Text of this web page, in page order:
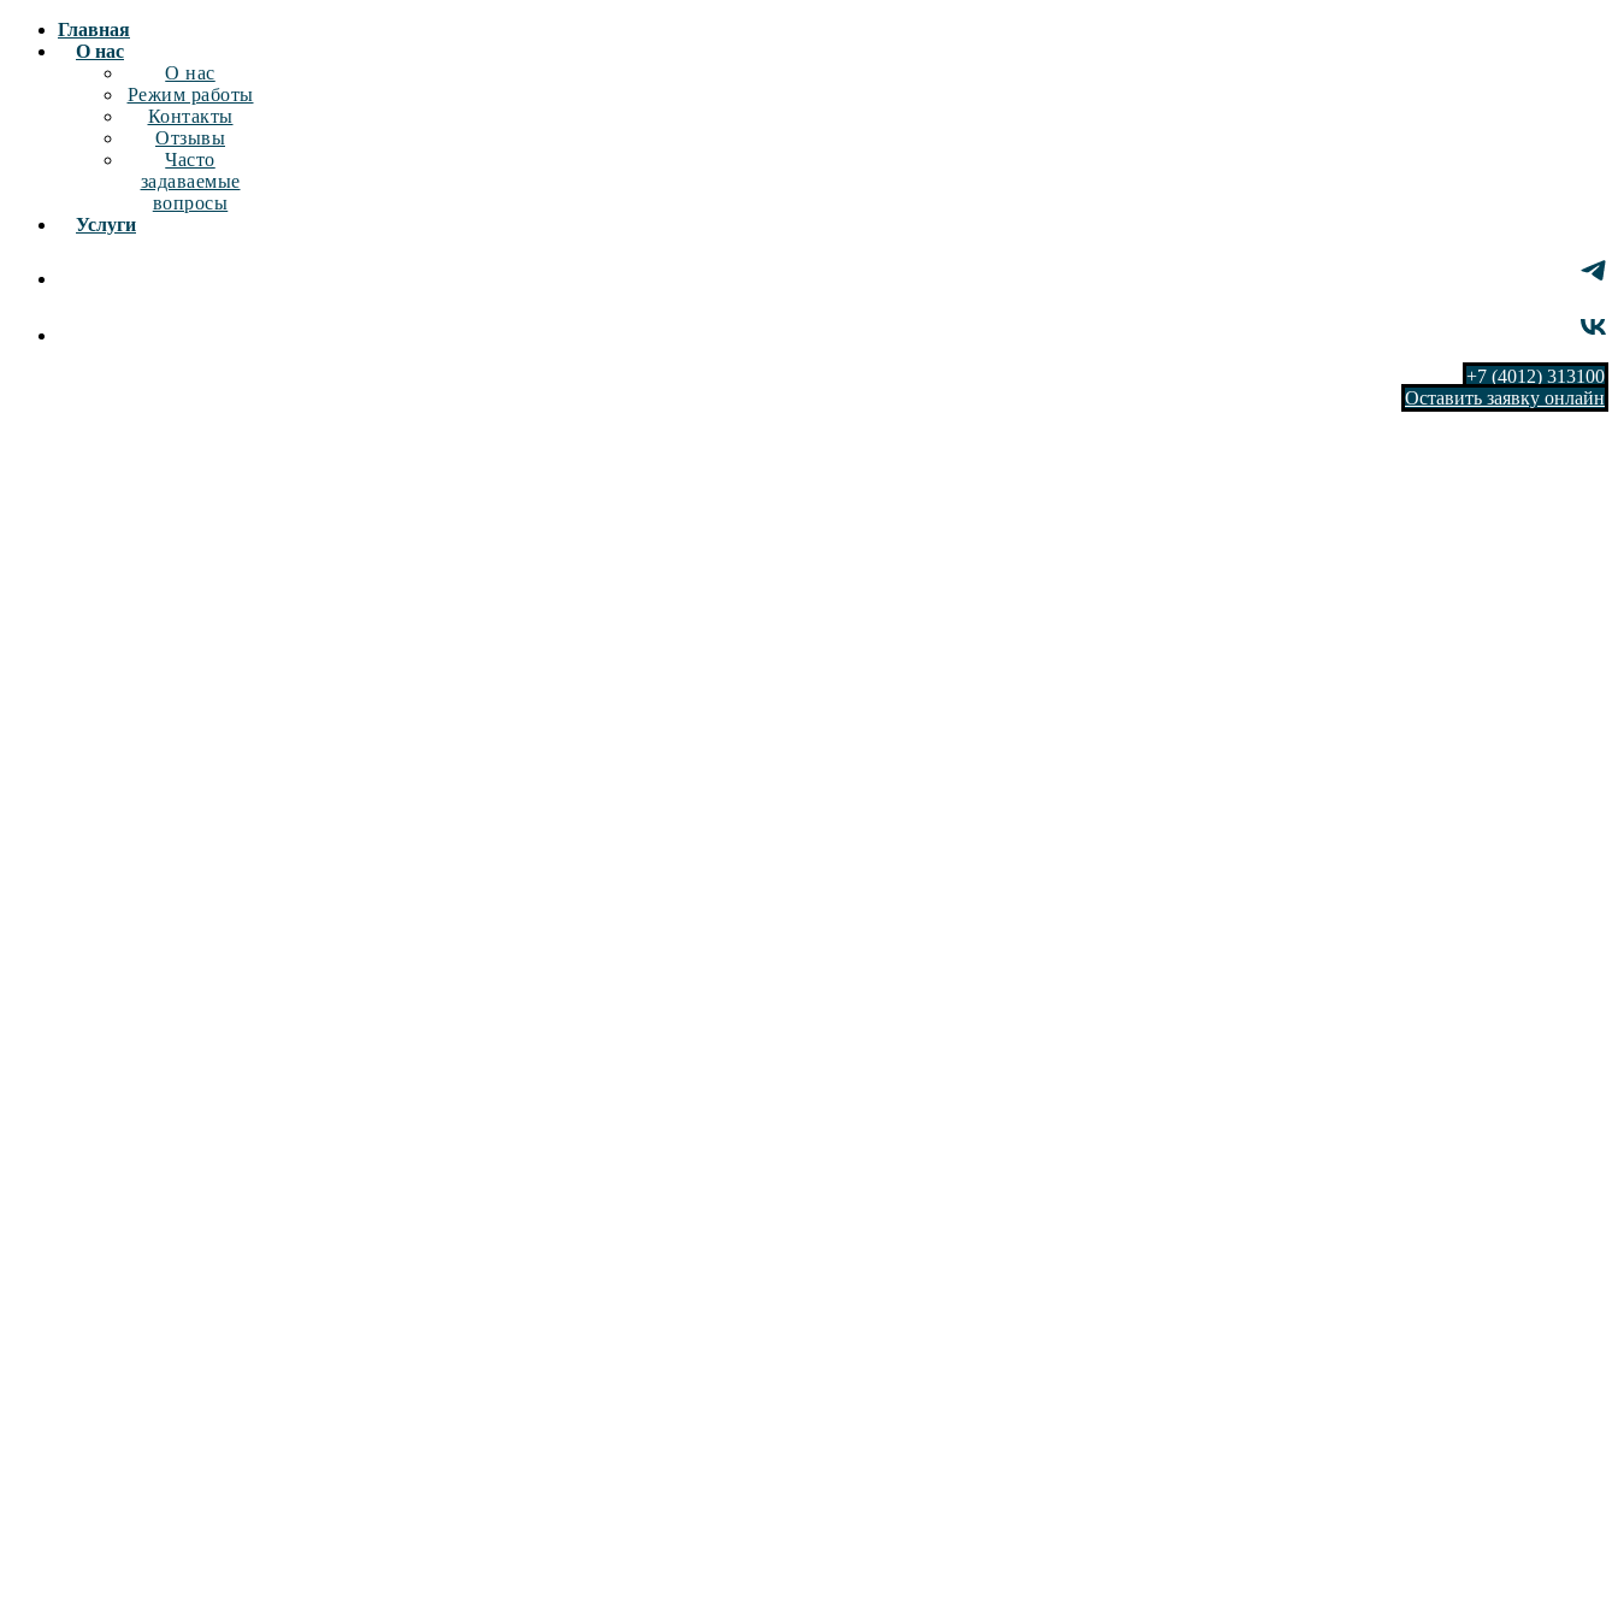
Главная
О нас
О нас
Режим работы
Контакты
Отзывы
Часто
задаваемые
вопросы
Услуги
+7 (4012) 313100
Оставить заявку онлайн